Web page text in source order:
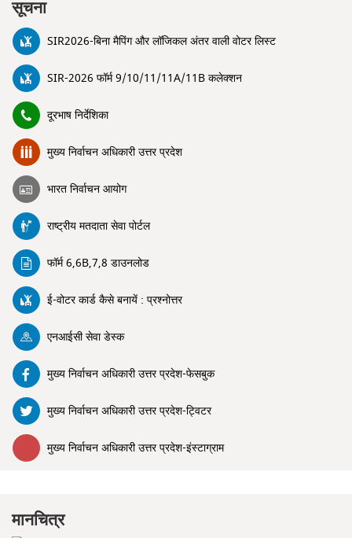
सूचना
SIR2026-बिना मैपिंग और लॉजिकल अंतर वाली वोटर लिस्ट
SIR-2026 फॉर्म 9/10/11/11A/11B कलेक्शन
दूरभाष निर्देशिका
मुख्य निर्वाचन अधिकारी उत्तर प्रदेश
भारत निर्वाचन आयोग
राष्ट्रीय मतदाता सेवा पोर्टल
फॉर्म 6,6B,7,8 डाउनलोड
ई-वोटर कार्ड कैसे बनायें : प्रश्नोत्तर
एनआईसी सेवा डेस्क
मुख्य निर्वाचन अधिकारी उत्तर प्रदेश-फेसबुक
मुख्य निर्वाचन अधिकारी उत्तर प्रदेश-ट्विटर
मुख्य निर्वाचन अधिकारी उत्तर प्रदेश-इंस्टाग्राम
मानचित्र